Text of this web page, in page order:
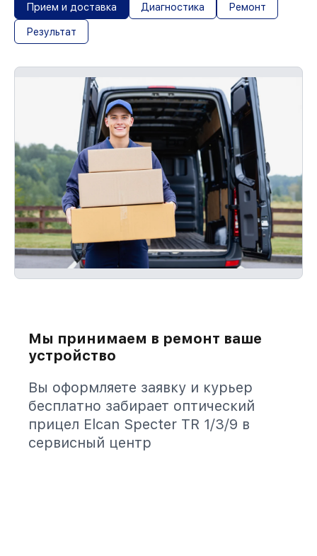
Прием и доставка Диагностика Ремонт
Результат
Мы принимаем в ремонт ваше
устройство
Вы оформляете заявку и курьер
бесплатно забирает оптический
прицел Elcan Specter TR 1/3/9 в
сервисный центр